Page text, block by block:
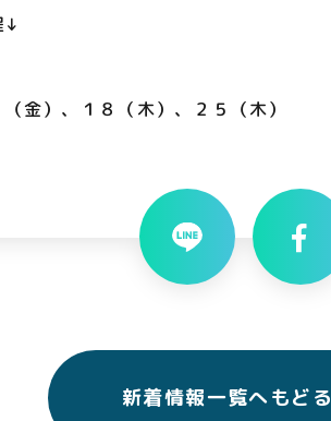
↓
金）、１８（木）、２５（木）
新着情報一覧へもどる